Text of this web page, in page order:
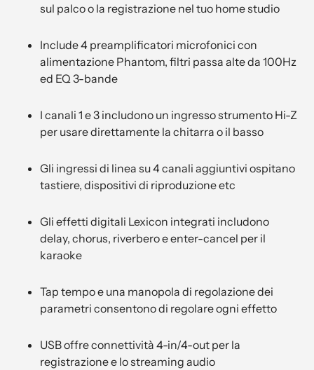
sul palco o la registrazione nel tuo home studio
Include 4 preamplificatori microfonici con
alimentazione Phantom, filtri passa alte da 100Hz
ed EQ 3-bande
I canali 1 e 3 includono un ingresso strumento Hi-Z
per usare direttamente la chitarra o il basso
Gli ingressi di linea su 4 canali aggiuntivi ospitano
tastiere, dispositivi di riproduzione etc
Gli effetti digitali Lexicon integrati includono
delay, chorus, riverbero e enter-cancel per il
karaoke
Tap tempo e una manopola di regolazione dei
parametri consentono di regolare ogni effetto
USB offre connettività 4-in/4-out per la
registrazione e lo streaming audio